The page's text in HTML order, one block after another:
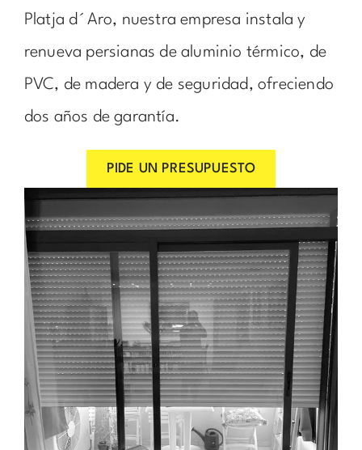
Platja d´Aro, nuestra empresa instala y
renueva persianas de aluminio térmico, de
PVC, de madera y de seguridad, ofreciendo
dos años de garantía.
PIDE UN PRESUPUESTO